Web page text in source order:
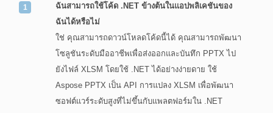
ฉันสามารถใช้โค้ด .NET ข้างต้นในแอปพลิเคชันของ
ฉันได้หรือไม่
ใช่ คุณสามารถดาวน์โหลดโค้ดนี้ได้ คุณสามารถพัฒนา
โซลูชันระดับมืออาชีพเพื่อส่งออกและบันทึก PPTX ไป
ยังไฟล์ XLSM โดยใช้ .NET ได้อย่างง่ายดาย ใช้
Aspose PPTX เป็น API การแปลง XLSM เพื่อพัฒนา
ซอฟต์แวร์ระดับสูงที่ไม่ขึ้นกับแพลตฟอร์มใน .NET